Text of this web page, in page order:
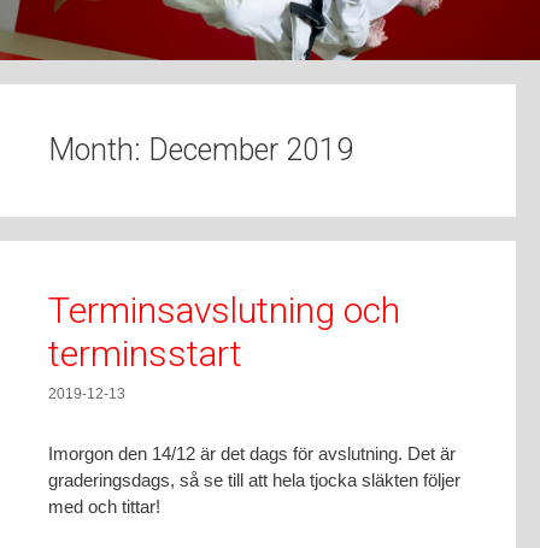
Month: December 2019
Terminsavslutning och
terminsstart
2019-12-13
Imorgon den 14/12 är det dags för avslutning. Det är
graderingsdags, så se till att hela tjocka släkten följer
med och tittar!